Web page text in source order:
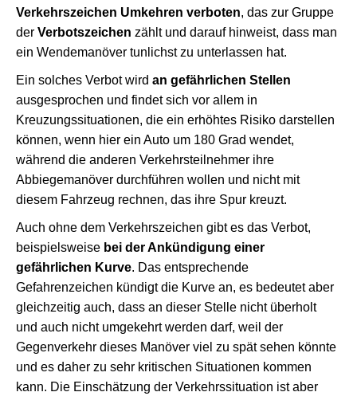
Verkehrszeichen Umkehren verboten, das zur Gruppe
der Verbotszeichen zählt und darauf hinweist, dass man
ein Wendemanöver tunlichst zu unterlassen hat.
Ein solches Verbot wird an gefährlichen Stellen
ausgesprochen und findet sich vor allem in
Kreuzungssituationen, die ein erhöhtes Risiko darstellen
können, wenn hier ein Auto um 180 Grad wendet,
während die anderen Verkehrsteilnehmer ihre
Abbiegemanöver durchführen wollen und nicht mit
diesem Fahrzeug rechnen, das ihre Spur kreuzt.
Auch ohne dem Verkehrszeichen gibt es das Verbot,
beispielsweise bei der Ankündigung einer
gefährlichen Kurve. Das entsprechende
Gefahrenzeichen kündigt die Kurve an, es bedeutet aber
gleichzeitig auch, dass an dieser Stelle nicht überholt
und auch nicht umgekehrt werden darf, weil der
Gegenverkehr dieses Manöver viel zu spät sehen könnte
und es daher zu sehr kritischen Situationen kommen
kann. Die Einschätzung der Verkehrssituation ist aber